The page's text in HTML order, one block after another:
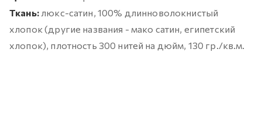
Ткань: люкс-сатин, 100% длинноволокнистый
хлопок (другие названия - мако сатин, египетский
хлопок), плотность 300 нитей на дюйм, 130 гр./кв.м.